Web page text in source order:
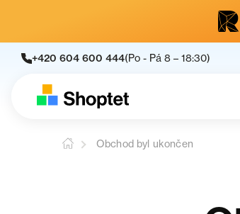
+420 604 600 444(Po - Pá 8 – 18:30)
Obchod byl ukončen